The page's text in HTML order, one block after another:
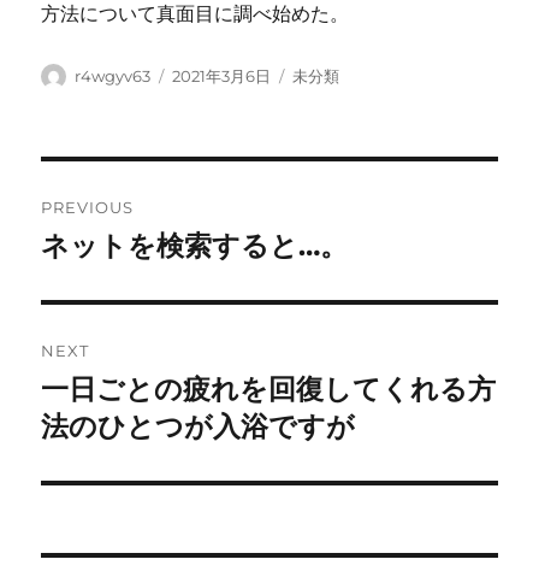
方法について真面目に調べ始めた。
Author
r4wgyv63
Posted
2021年3月6日 Categories
未分類
navigation
PREVIOUS
Previous
ネットを検索すると…。
NEXT
Next
post:
一日ごとの疲れを回復してくれる方
法のひとつが入浴ですが